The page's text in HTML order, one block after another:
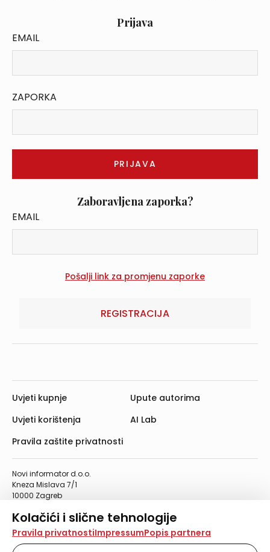
Kolačići i slične tehnologije
Na našoj web stranici koristimo kolačiće i slične
tehnologije za pohranu, čitanje i obradu informacija na
Pravila privatnostiImpressumPopis partnera
Prijava
EMAIL
ZAPORKA
Zaboravljena zaporka?
EMAIL
REGISTRACIJA
Novi informator d.o.o.
Kneza Mislava 7/1
10000 Zagreb
Telefaks: 01/4612-553
info@informator.hr
Uvjeti kupnje
Uvjeti korištenja
Pravila zaštite privatnosti
Upute autorima
AI Lab